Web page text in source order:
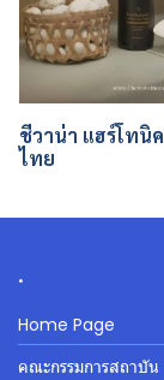
ชีวาน่า แฮร์โทนิ
ไทย
.
Home Page
คณะกรรมการสถาบัน